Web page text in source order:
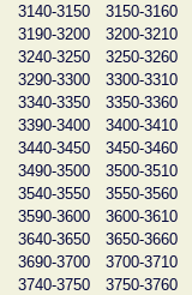
3140-3150
3150-3160
3190-3200
3200-3210
3240-3250
3250-3260
3290-3300
3300-3310
3340-3350
3350-3360
3390-3400
3400-3410
3440-3450
3450-3460
3490-3500
3500-3510
3540-3550
3550-3560
3590-3600
3600-3610
3640-3650
3650-3660
3690-3700
3700-3710
3740-3750
3750-3760